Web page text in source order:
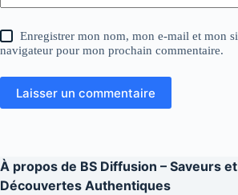
Enregistrer mon nom, mon e-mail et mon
navigateur pour mon prochain commentaire.
Laisser un commentaire
À propos de BS Diffusion – Saveurs et
Découvertes Authentiques